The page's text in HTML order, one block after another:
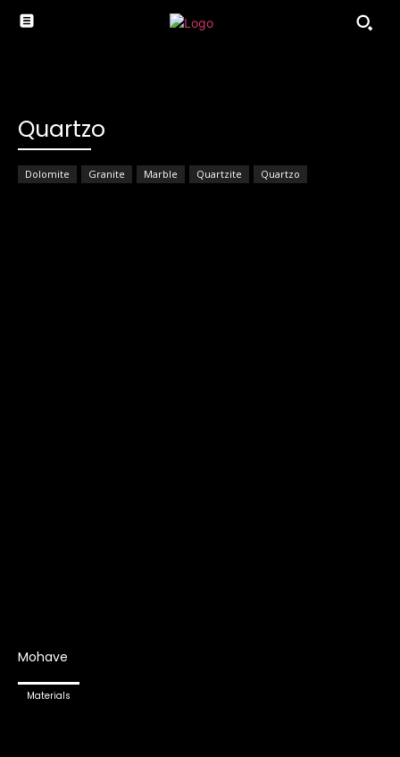
Quartzo
Dolomite Granite Marble Quartzite Quartzo
Mohave
Materials